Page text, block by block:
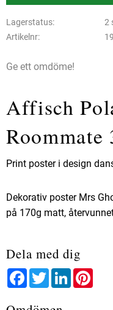
Lagerstatus
2
Artikelnr
Ge ett omdöme!
Affisch
Roommate
Print poster i design
Dekorativ poster Mrs
på 170g matt,
Dela med dig
FacebookTwitterLinkedIn